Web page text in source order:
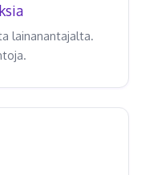
lainanantajalta.